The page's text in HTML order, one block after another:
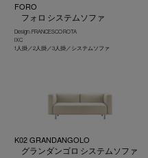
FORO
フォロ システムソファ
Design : FRANCESCO ROTA
IXC
1人掛／2人掛／3人掛／システムソファ
K02 GRANDANGOLO
グランダンゴロ システムソファ